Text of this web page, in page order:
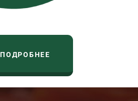
ПОДРОБНЕЕ